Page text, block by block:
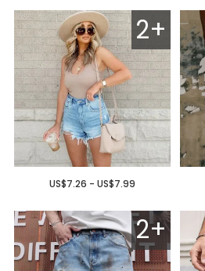
2+
US$7.26 - US$7.99
2+